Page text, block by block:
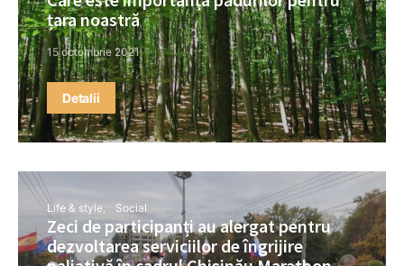
țara noastră
15 octombrie 2021
Detalii
Life & style Social
Zeci de participanți au alergat pentru
dezvoltarea serviciilor de îngrijire